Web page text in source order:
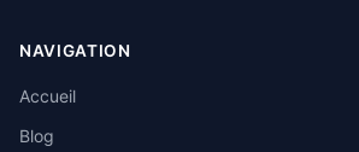
NAVIGATION
Accueil
Blog